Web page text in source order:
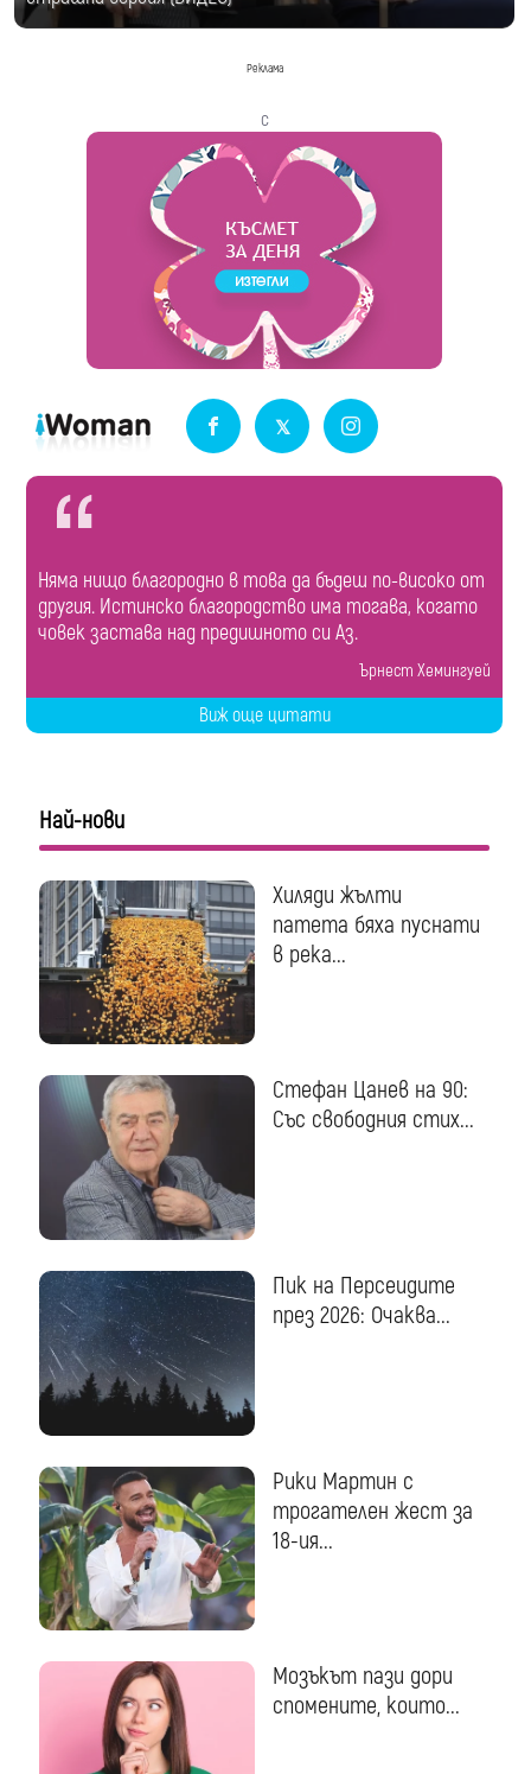
Реклама
с
Няма нищо благородно в това да бъдеш по-високо от
другия. Истинско благородство има тогава, когато
човек застава над предишното си Аз.
Ърнест Хемингуей
Виж още цитати
Най-нови
Хиляди жълти
патета бяха пуснати
в река...
Стефан Цанев на 90:
Със свободния стих...
Пик на Персеидите
през 2026: Очаква...
Рики Мартин с
трогателен жест за
18-ия...
Мозъкът пази дори
спомените, които...